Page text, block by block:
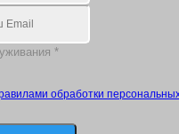
*
обработки